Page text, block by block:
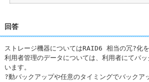
回答
ストレージ機器についてはRAID6 相当の冗?化を
利用者管理のデータについては、利用者にてバ
います。
?動バックアップや任意のタイミングでバック